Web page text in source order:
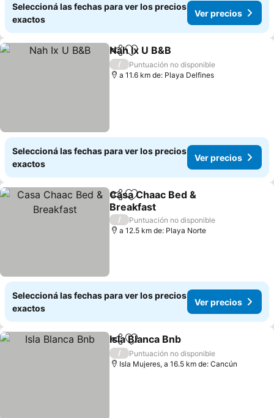
Seleccioná las fechas para ver los precios
exactos
Ver precios
CompartirAñadir a favoritos
Nah Ix U B&B
/
Puntuación no disponible
a 11.6 km de: Playa Delfines
Seleccioná las fechas para ver los precios
exactos
Ver precios
CompartirAñadir a favoritos
Casa Chaac Bed &
Breakfast
Ver precios
/
Puntuación no disponible
a 12.5 km de: Playa Norte
Seleccioná las fechas para ver los precios
exactos
Ver precios
CompartirAñadir a favoritos
Isla Blanca Bnb
/
Puntuación no disponible
Isla Mujeres, a 16.5 km de: Cancún